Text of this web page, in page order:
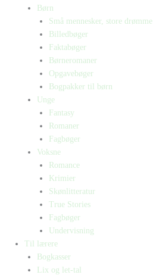
Børn
Små mennesker, store drømme
Billedbøger
Faktabøger
Børneromaner
Opgavebøger
Bogpakker til børn
Unge
Fantasy
Romaner
Fagbøger
Voksne
Romance
Krimier
Skønlitteratur
True Stories
Fagbøger
Undervisning
Til lærere
Bogkasser
Lix og let-tal